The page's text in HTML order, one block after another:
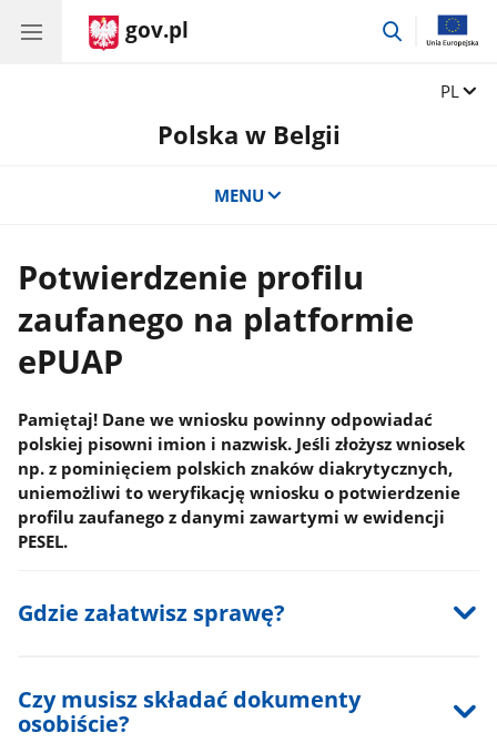
gov.pl
przejdź
Zmień
PL
Polska w Belgii
MENU
Potwierdzenie profilu
zaufanego na platformie
ePUAP
Pamiętaj! Dane we wniosku powinny odpowiadać
polskiej pisowni imion i nazwisk. Jeśli złożysz wniosek
np. z pominięciem polskich znaków diakrytycznych,
uniemożliwi to weryfikację wniosku o potwierdzenie
profilu zaufanego z danymi zawartymi w ewidencji
PESEL.
Gdzie załatwisz sprawę?
Czy musisz składać dokumenty
osobiście?